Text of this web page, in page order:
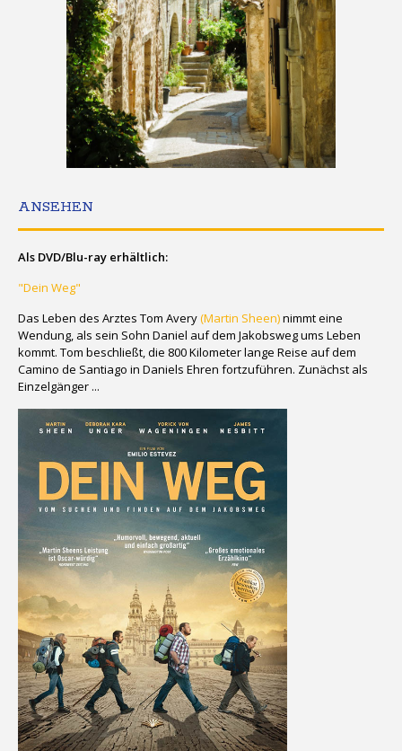
ANSEHEN
Als DVD/Blu-ray erhältlich:
"Dein Weg"
Das Leben des Arztes Tom Avery(Martin Sheen)nimmt eine
Wendung, als sein Sohn Daniel auf dem Jakobsweg ums Leben
kommt. Tom beschließt, die 800 Kilometer lange Reise auf dem
Camino de Santiago in Daniels Ehren fortzuführen. Zunächst als
Einzelgänger ...